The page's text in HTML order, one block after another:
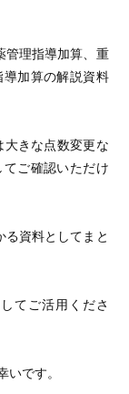
管理指導加算、重
加算の解説資料
大きな点数変更な
ご確認いただけ
資料としてまと
てご活用くださ
いです。